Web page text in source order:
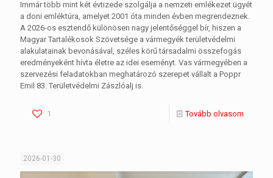
Immár több mint két évtizede szolgálja a nemzeti emlékezet ügyét
a doni emléktúra, amelyet 2001 óta minden évben megrendeznek.
A 2026-os esztendő különösen nagy jelentőséggel bír, hiszen a
Magyar Tartalékosok Szövetsége a vármegyék területvédelmi
alakulatainak bevonásával, széles körű társadalmi összefogás
eredményeként hívta életre az idei eseményt. Vas vármegyében a
szervezési feladatokban meghatározó szerepet vállalt a Poppr
Emil 83. Területvédelmi Zászlóalj is.
1 Tovább olvasom
2026-01-30